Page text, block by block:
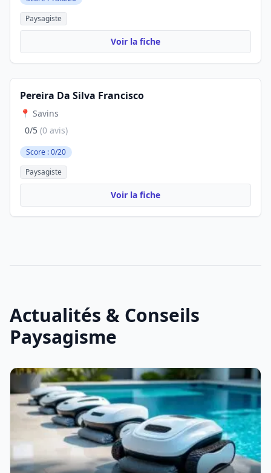
Paysagiste
Voir la fiche
Pereira Da Silva Francisco
📍 Savins
0/5 (0 avis)
Score : 0/20
Paysagiste
Voir la fiche
Actualités & Conseils
Paysagisme